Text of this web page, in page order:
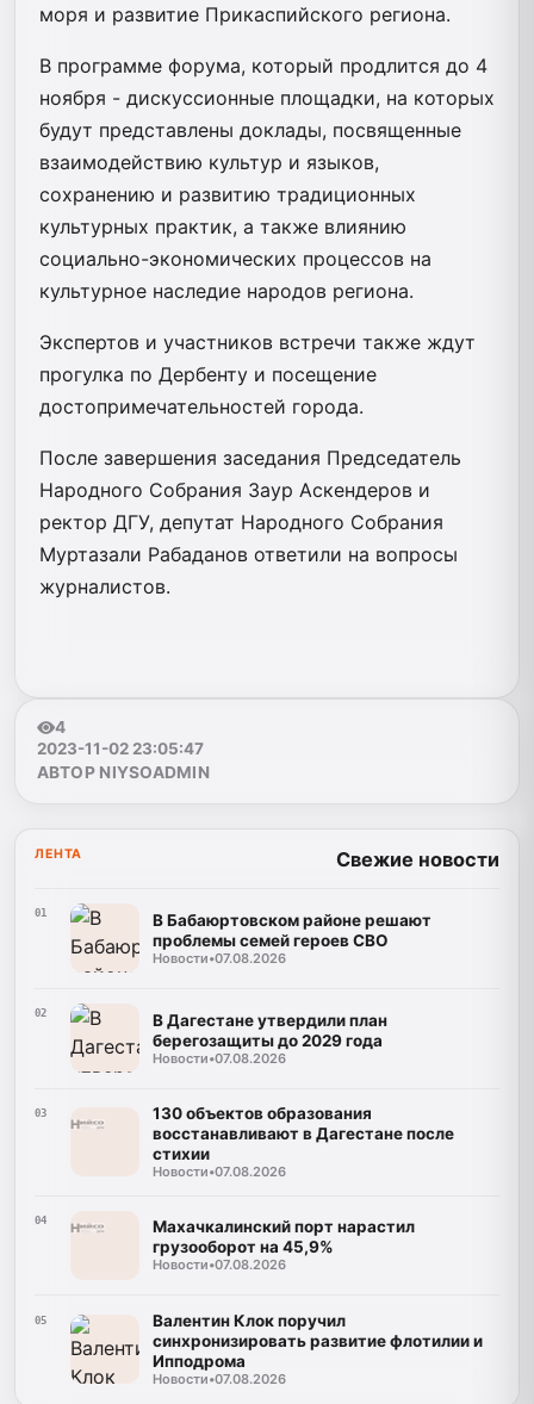
моря и развитие Прикаспийского региона.
В программе форума, который продлится до 4
ноября - дискуссионные площадки, на которых
будут представлены доклады, посвященные
взаимодействию культур и языков,
сохранению и развитию традиционных
культурных практик, а также влиянию
социально-экономических процессов на
культурное наследие народов региона.
Экспертов и участников встречи также ждут
прогулка по Дербенту и посещение
достопримечательностей города.
После завершения заседания Председатель
Народного Собрания Заур Аскендеров и
ректор ДГУ, депутат Народного Собрания
Муртазали Рабаданов ответили на вопросы
журналистов.
4
2023-11-02 23:05:47
АВТОР NIYSOADMIN
ЛЕНТА Свежие новости
01
В Бабаюртовском районе решают
проблемы семей героев СВО
Новости•07.08.2026
02
В Дагестане утвердили план
берегозащиты до 2029 года
Новости•07.08.2026
03
130 объектов образования
восстанавливают в Дагестане после
стихии
Новости•07.08.2026
04
Махачкалинский порт нарастил
грузооборот на 45,9%
Новости•07.08.2026
05
Валентин Клок поручил
синхронизировать развитие флотилии и
Ипподрома
Новости•07.08.2026